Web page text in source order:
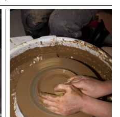
étudiants BA design industriel
ont exploré l'histoire, les
traditions, les rituels et les
recettes liés au pain, afin
d'imaginer de nouveaux pains
uniques.